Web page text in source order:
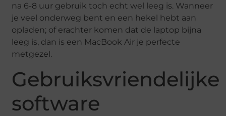
na 6-8 uur gebruik toch echt wel leeg is. Wanneer
je veel onderweg bent en een hekel hebt aan
opladen; of erachter komen dat de laptop bijna
leeg is, dan is een MacBook Air je perfecte
metgezel.
Gebruiksvriendelijke
software